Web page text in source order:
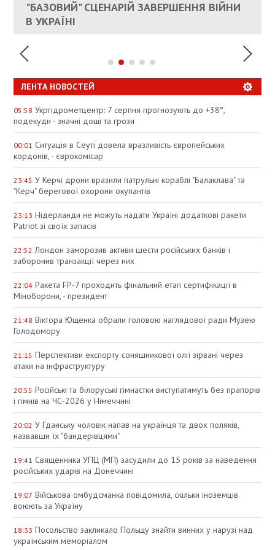
ЕС ПРЕКРАТИТЬ ВОЕННУЮ ПОМОЩЬ
УКРАИНЕ
"БАЗОВИЙ" СЦЕНАРІЙ ЗАВЕРШЕННЯ ВІЙНИ
В УКРАЇНІ
АНАЛІТИКИ ЗВИНУВАТИЛИ АЗС У
СПЕКУЛЯЦІЇ
ЛЕНТА НОВОСТЕЙ
05:58 Укргідрометцентр: 7 серпня прогнозують до +38°,
подекуди - значні дощі та грози
00:01 Ситуація в Сеуті довела вразливість європейських
кордонів, - єврокомісар
23:45 У Керчі дрони вразили патрульні кораблі "Балаклава" та
"Керч" берегової охорони окупантів
23:13 Нідерланди не можуть надати Україні додаткові ракети
Patriot зі своїх запасів
22:52 Лондон заморозив активи шести російських банків і
заборонив транзакції через них
22:04 Ракета FP‑7 проходить фінальний етап сертифікації в
Міноборони, - президент
21:48 Віктора Ющенка обрали головою наглядової ради Музею
Голодомору
21:15 Перспективи експорту соняшникової олії зірвані через
атаки на інфраструктуру
20:55 Російські та білоруські гімнастки виступатимуть без прапорів
і гімнів на ЧС‑2026 у Німеччині
20:02 У Гданську чоловік напав на українця та двох поляків,
назвавши їх "бандерівцями"
19:41 Священника УПЦ (МП) засудили до 15 років за наведення
російських ударів на Донеччині
19:07 Військова омбудсманка повідомила, скільки іноземців
воюють за Україну
18:33 Посольство закликало Польщу знайти винних у нарузі над
українським меморіалом